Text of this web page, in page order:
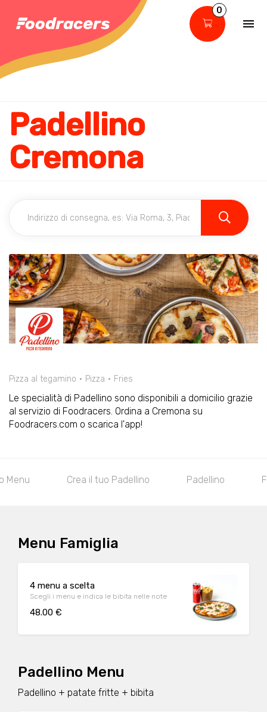
0
Padellino
Cremona
Pizza al tegamino Pizza Fries
Le specialità di Padellino sono disponibili a domicilio grazie
al servizio di Foodracers. Ordina a Cremona su
Foodracers.com o scarica l'app!
Menu Crea il tuo Padellino Padellino
Menu Famiglia
4 menu a scelta
Scegli i menu e indica le bibita nelle note
48.00 €
Padellino Menu
Padellino + patate fritte + bibita